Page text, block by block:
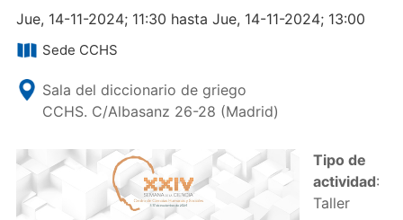
Jue, 14-11-2024; 11:30 hasta Jue, 14-11-2024; 13:00
Sede CCHS
Sala del diccionario de griego
CCHS. C/Albasanz 26-28 (Madrid)
Tipo de
actividad:
Taller